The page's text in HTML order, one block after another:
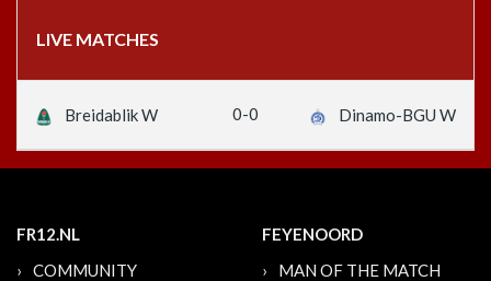
LIVE MATCHES
Breidablik W 0-0 Dinamo-BGU W
FR12.NL
COMMUNITY
FEYENOORD
MAN OF THE MATCH